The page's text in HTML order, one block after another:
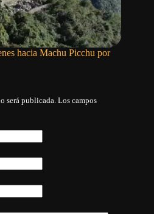
hacia Machu Picchu por
será publicada. Los campos